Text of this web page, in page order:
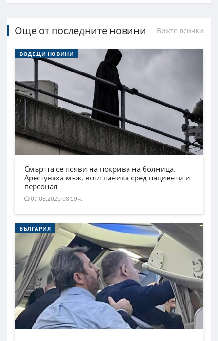
Още от последните новини Вижте всички
ВОДЕЩИ НОВИНИ
Смъртта се появи на покрива на болница.
Арестуваха мъж, всял паника сред пациенти и
персонал
07.08.2026 08:59ч.
БЪЛГАРИЯ